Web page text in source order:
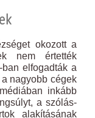
okozott a
nem értették
elfogadták a
nagyobb cégek
inkább
a szólás-
alakításának